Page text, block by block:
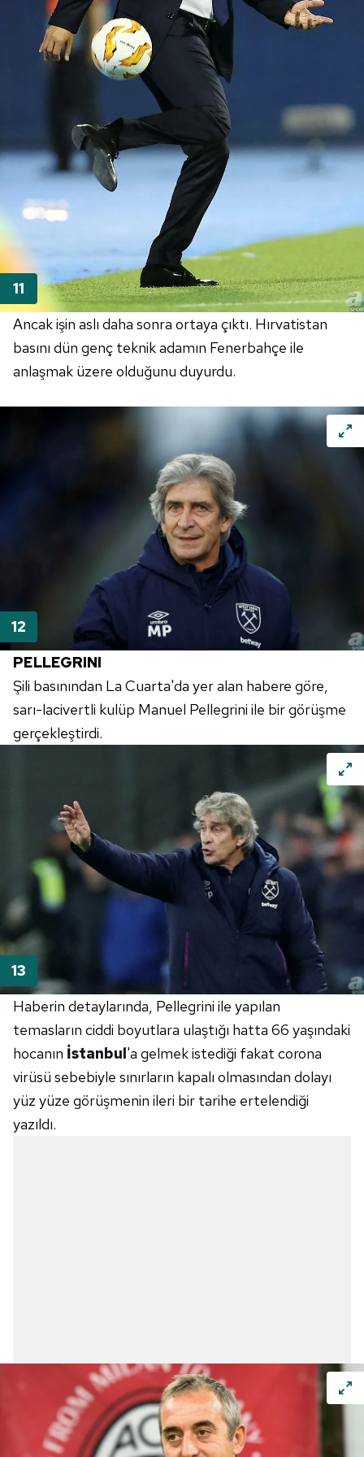
kullanılmaktadır. Diğer çerezler, sitemizin daha işlevsel
kılınması ve kişiselleştirilmesi ve sizlere yönelik
reklam/pazarlama faaliyetlerinin yapılması, amaçlarıyla
sınırlı olarak açık rızanız dahilinde kullanılacaktır.
Çerezlere ilişkin tercihlerinizi aşağıda yer alan panel
vasıtasıyla belirleyebilirsiniz. Çerezlere ilişkin detaylı bilgi
için Ayarlar butonuna tıklayabilir,
Çerez Bilgilendirme
Metnimiziziyaret edebilirsiniz.
6698 sayılı Kişisel Verilerin Korunması Kanunu uyarınca
hazırlanmış Aydınlatma Metnimizi okumak ve sitemizde
ilgili mevzuata uygun olarak kullanılan çerezlerle ilgili bilgi
almak için lütfentıklayınız.
Ancak işin aslı daha sonra ortaya çıktı. Hırvatistan
basını dün genç teknik adamın Fenerbahçe ile
anlaşmak üzere olduğunu duyurdu.
PELLEGRINI
Şili basınından La Cuarta'da yer alan habere göre,
sarı-lacivertli kulüp Manuel Pellegrini ile bir görüşme
gerçekleştirdi.
Haberin detaylarında, Pellegrini ile yapılan
temasların ciddi boyutlara ulaştığı hatta 66 yaşındaki
hocanın İstanbul'a gelmek istediği fakat corona
virüsü sebebiyle sınırların kapalı olmasından dolayı
yüz yüze görüşmenin ileri bir tarihe ertelendiği
yazıldı.